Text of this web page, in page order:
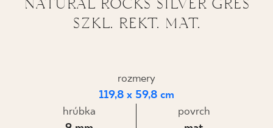
KDE KÚPIŤ
MÔJ PROFIL
SZKL. REKT. MAT.
rozmery
119,8 x 59,8 cm
hrúbka
povrch